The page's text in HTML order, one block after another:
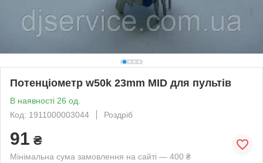
Потенціометр w50k 23mm MID для пультів
В наявності 26 од.
Код: 1911000003044
Роздріб
91 ₴
Мінімальна сума замовлення на сайті — 400 ₴